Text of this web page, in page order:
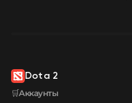
Dota 2
🛒Аккаунты